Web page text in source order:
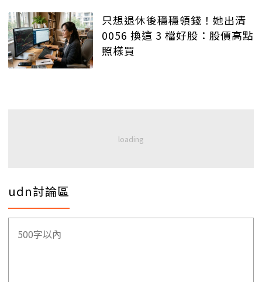
只想退休後穩穩領錢！她出清
0056 換這 3 檔好股：股價高點
照樣買
udn討論區